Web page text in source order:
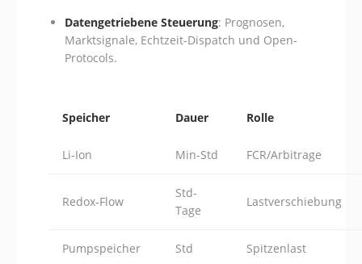
Datengetriebene Steuerung: Prognosen,
Marktsignale, Echtzeit-Dispatch und Open-
Protocols.
Speicher Dauer Rolle
Li‑Ion Min-Std FCR/Arbitrage
Redox‑Flow
Std-
Tage
Lastverschiebung
Pumpspeicher Std Spitzenlast